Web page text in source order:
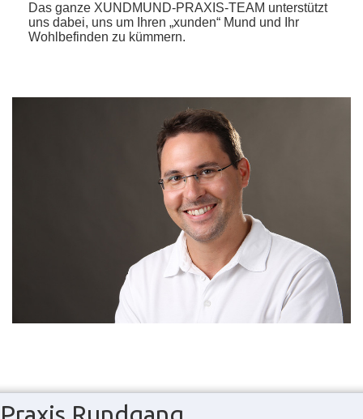
Das ganze XUNDMUND-PRAXIS-TEAM unterstützt
uns dabei, uns um Ihren „xunden“ Mund und Ihr
Wohlbefinden zu kümmern.